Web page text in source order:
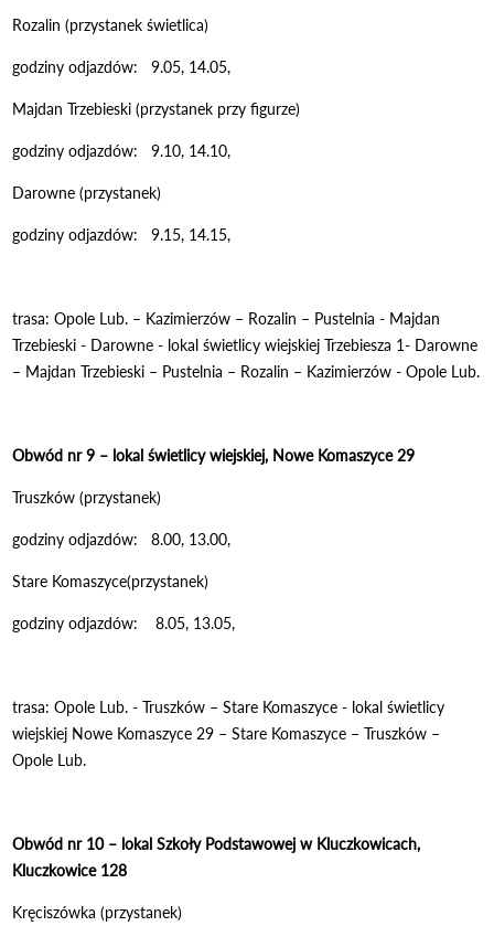
Rozalin (przystanek świetlica)
godziny odjazdów: 9.05, 14.05,
Majdan Trzebieski (przystanek przy figurze)
godziny odjazdów: 9.10, 14.10,
Darowne (przystanek)
godziny odjazdów: 9.15, 14.15,
trasa: Opole Lub. – Kazimierzów – Rozalin – Pustelnia - Majdan
Trzebieski - Darowne - lokal świetlicy wiejskiej Trzebiesza 1- Darowne
– Majdan Trzebieski – Pustelnia – Rozalin – Kazimierzów - Opole Lub.
Obwód nr 9 – lokal świetlicy wiejskiej, Nowe Komaszyce 29
Truszków (przystanek)
godziny odjazdów: 8.00, 13.00,
Stare Komaszyce(przystanek)
godziny odjazdów: 8.05, 13.05,
trasa: Opole Lub. - Truszków – Stare Komaszyce - lokal świetlicy
wiejskiej Nowe Komaszyce 29 – Stare Komaszyce – Truszków –
Opole Lub.
Obwód nr 10 – lokal Szkoły Podstawowej w Kluczkowicach,
Kluczkowice 128
Kręciszówka (przystanek)